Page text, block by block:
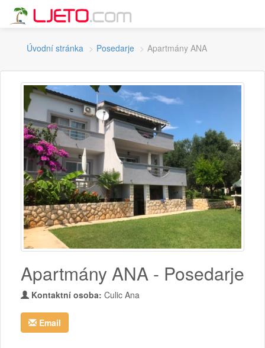
Úvodní stránka Posedarje Apartmány ANA
Apartmány ANA - Posedarje
Kontaktní osoba: Culic Ana
Email